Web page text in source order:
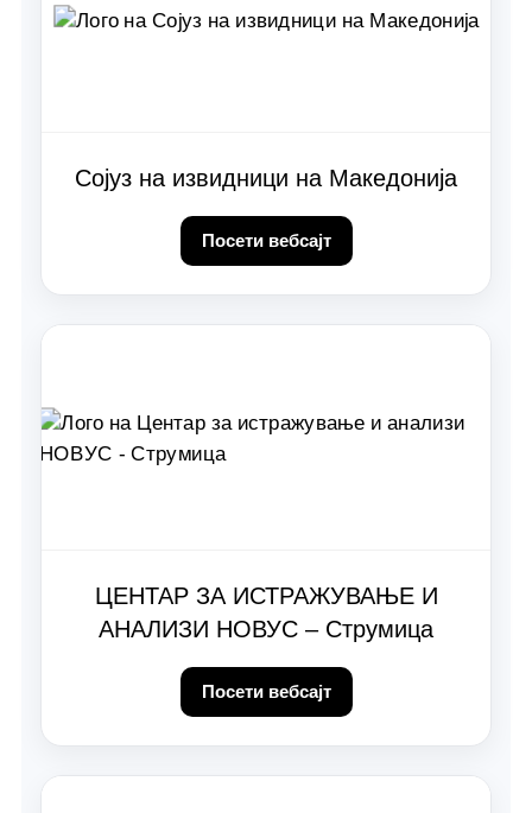
Сојуз на извидници на Македонија
Посети вебсајт
ЦЕНТАР ЗА ИСТРАЖУВАЊЕ И
АНАЛИЗИ НОВУС – Струмица
Посети вебсајт